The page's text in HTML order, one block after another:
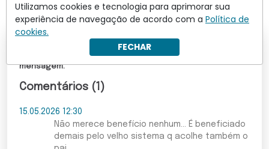
Os comentários não representam a opinião do site; a
responsabilidade pelo conteúdo postado é do autor da
mensagem.
Comentários (1)
15.05.2026 12:30
Não merece benefício nenhum... É beneficiado
demais pelo velho sistema q acolhe também o
Utilizamos cookies e tecnologia para aprimorar sua
experiência de navegação de acordo com a Política de
cookies.
FECHAR